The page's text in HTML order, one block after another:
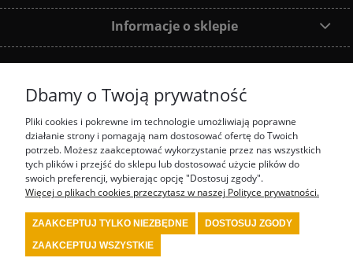
Informacje o sklepie
Dołącz do nas:
Najczęściej wyszukiwane produkty:
prezenty motorsport fotel biurowy OMP tanie akcesoria rajdowe red spec
wyposażenie rajdowe turn one przedstawiciel stilo przedstawiciel OMP
kombinezon kartingowy kombinezon OMP kask Stilo sklep rajdowy rally shop
system gaśniczy fia wyposażenie serwisu motorsport wyposażenie bezpieczeństwa
wyposażenie kierowcy rajdowego wyposażenie samochodu rajdowego
kask kartingowy kask fia skarpety fia
kombinezon fia kombinezon rajdowy
gadżety tanie akcesoria motorsport
Dbamy o Twoją prywatność
Pliki cookies i pokrewne im technologie umożliwiają poprawne
działanie strony i pomagają nam dostosować ofertę do Twoich
potrzeb. Możesz zaakceptować wykorzystanie przez nas wszystkich
tych plików i przejść do sklepu lub dostosować użycie plików do
swoich preferencji, wybierając opcję "Dostosuj zgody".
Więcej o plikach cookies przeczytasz w naszej Polityce prywatności.
ZAAKCEPTUJ TYLKO NIEZBĘDNE
DOSTOSUJ ZGODY
ZAAKCEPTUJ WSZYSTKIE